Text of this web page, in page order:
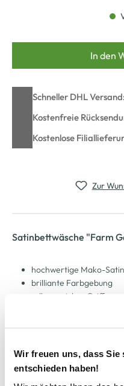
Wir freuen uns, dass Sie
entschieden haben!
In den
Schneller DHL
Kostenfreie
Kostenlose
Zur
Satinbettwäsche "Farm
hochwertige Mako-
brilliante Farbgebung
edler, weicher Griff
trocknergeeignet